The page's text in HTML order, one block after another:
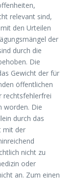
relevant sind,
den Urteilen
der
durch die
Die
Gewicht der für
öffentlichen
rechtsfehlerfrei
worden. Die
durch das
mit der
nicht zu
oder
an. Zum einen